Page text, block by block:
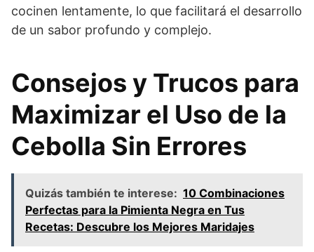
cocinen lentamente, lo que facilitará el desarrollo
de un sabor profundo y complejo.
Consejos y Trucos para
Maximizar el Uso de la
Cebolla Sin Errores
Quizás también te interese: 10 Combinaciones
Perfectas para la Pimienta Negra en Tus
Recetas: Descubre los Mejores Maridajes